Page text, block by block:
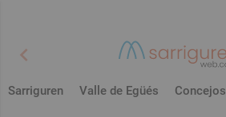
chevron_left
Sarriguren Valle de Egüés Concejos